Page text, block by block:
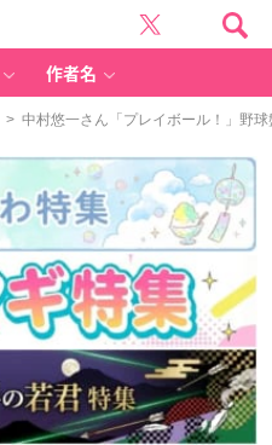
作者名
> 中村悠一さん「プレイボール！」野